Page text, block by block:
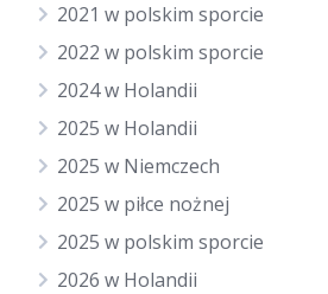
2021 w polskim sporcie
2022 w polskim sporcie
2024 w Holandii
2025 w Holandii
2025 w Niemczech
2025 w piłce nożnej
2025 w polskim sporcie
2026 w Holandii